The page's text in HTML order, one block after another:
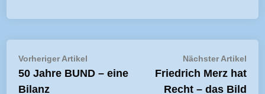
Beitragsnavigation
Vorheriger Artikel
Artikel:
50 Jahre BUND – eine
Bilanz
Nächster Artikel
Friedrich Merz hat
Recht – das Bild